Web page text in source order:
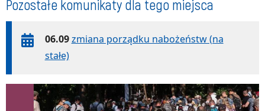
Pozostałe komunikaty dla tego miejsca
06.09 zmiana porządku nabożeństw (na
stałe)